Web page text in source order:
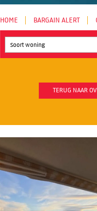
HOME BARGAIN ALERT
Soort woning
TERUG NAAR